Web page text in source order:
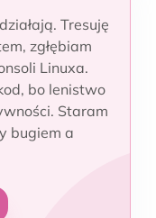
Tresuję
zgłębiam
Linuxa.
bo lenistwo
Staram
bugiem a